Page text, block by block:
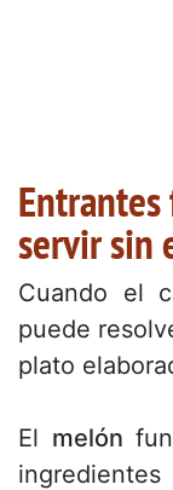
servir sin
Cuando el
puede
plato
El melón